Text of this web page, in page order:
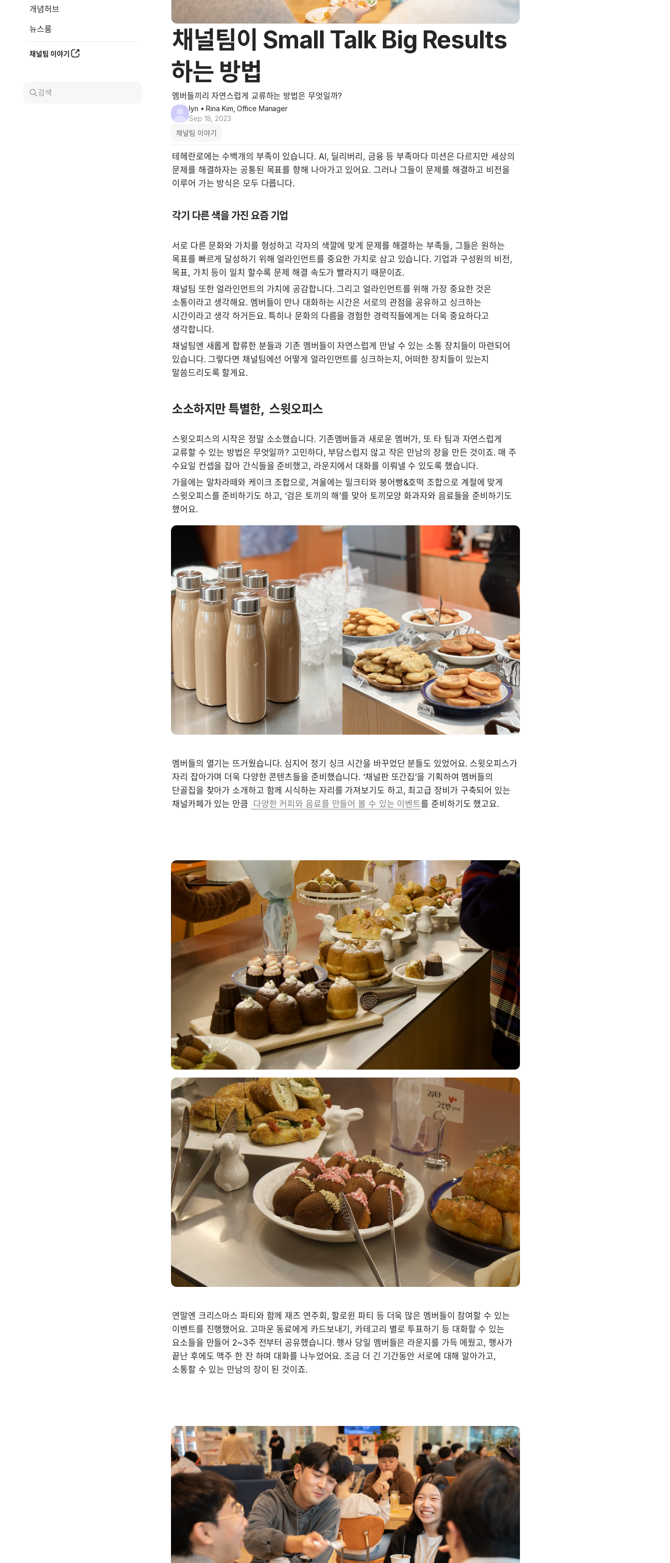
개념허브
뉴스룸
채널팀 이야기
검색
채널팀이 Small Talk Big Results
하는 방법
멤버들끼리 자연스럽게 교류하는 방법은 무엇일까?
lyn • Rina Kim, Office Manager
Sep 18, 2023
채널팀 이야기
테헤란로에는 수백개의 부족이 있습니다. AI, 딜리버리, 금융 등 부족마다 미션은 다르지만 세상의
문제를 해결하자는 공통된 목표를 향해 나아가고 있어요. 그러나 그들이 문제를 해결하고 비전을
각기 다른 색을 가진 요즘 기업
서로 다른 문화와 가치를 형성하고 각자의 색깔에 맞게 문제를 해결하는 부족들, 그들은 원하는
목표를 빠르게 달성하기 위해 얼라인먼트를 중요한 가치로 삼고 있습니다. 기업과 구성원의 비전,
목표, 가치 등이 일치 할수록 문제 해결 속도가 빨라지기 때문이죠.
채널팀 또한 얼라인먼트의 가치에 공감합니다. 그리고 얼라인먼트를 위해 가장 중요한 것은
소통이라고 생각해요. 멤버들이 만나 대화하는 시간은 서로의 관점을 공유하고 싱크하는
시간이라고 생각 하거든요. 특히나 문화의 다름을 경험한 경력직들에게는 더욱 중요하다고
생각합니다.
채널팀엔 새롭게 합류한 분들과 기존 멤버들이 자연스럽게 만날 수 있는 소통 장치들이 마련되어
있습니다. 그렇다면 채널팀에선 어떻게 얼라인먼트를 싱크하는지, 어떠한 장치들이 있는지
말씀드리도록 할게요.
소소하지만 특별한,  스윗오피스
스윗오피스의 시작은 정말 소소했습니다. 기존멤버들과 새로운 멤버가, 또 타 팀과 자연스럽게
교류할 수 있는 방법은 무엇일까? 고민하다, 부담스럽지 않고 작은 만남의 장을 만든 것이죠. 매 주
수요일 컨셉을 잡아 간식들을 준비했고, 라운지에서 대화를 이뤄낼 수 있도록 했습니다.
가을에는 말차라떼와 케이크 조합으로, 겨울에는 밀크티와 붕어빵&호떡 조합으로 계절에 맞게
스윗오피스를 준비하기도 하고, ‘검은 토끼의 해’를 맞아 토끼모양 화과자와 음료들을 준비하기도
했어요.
멤버들의 열기는 뜨거웠습니다. 심지어 정기 싱크 시간을 바꾸었단 분들도 있었어요. 스윗오피스가
자리 잡아가며 더욱 다양한 콘텐츠들을 준비했습니다. ‘채널판 또간집’을 기획하여 멤버들의
단골집을 찾아가 소개하고 함께 시식하는 자리를 가져보기도 하고, 최고급 장비가 구축되어 있는
채널카페가 있는 만큼 다양한 커피와 음료를 만들어 볼 수 있는 이벤트를 준비하기도 했고요.
연말엔 크리스마스 파티와 함께 재즈 연주회, 할로윈 파티 등 더욱 많은 멤버들이 참여할 수 있는
이벤트를 진행했어요. 고마운 동료에게 카드보내기, 카테고리 별로 투표하기 등 대화할 수 있는
요소들을 만들어 2~3주 전부터 공유했습니다. 행사 당일 멤버들은 라운지를 가득 메웠고, 행사가
끝난 후에도 맥주 한 잔 하며 대화를 나누었어요. 조금 더 긴 기간동안 서로에 대해 알아가고,
소통할 수 있는 만남의 장이 된 것이죠.